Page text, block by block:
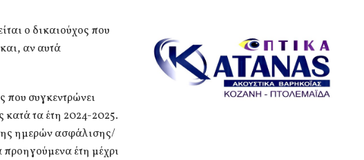
ο δικαιούχος που
αν αυτά
που συγκεντρώνει
κατά τα έτη 2024-2025.
ημερών ασφάλισης/
έτη μέχρι